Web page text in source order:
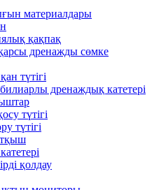
материалдары
қақпақ
дренажды сөмке
түтігі
дренаждық катетері
түтігі
түтігі
қолдау